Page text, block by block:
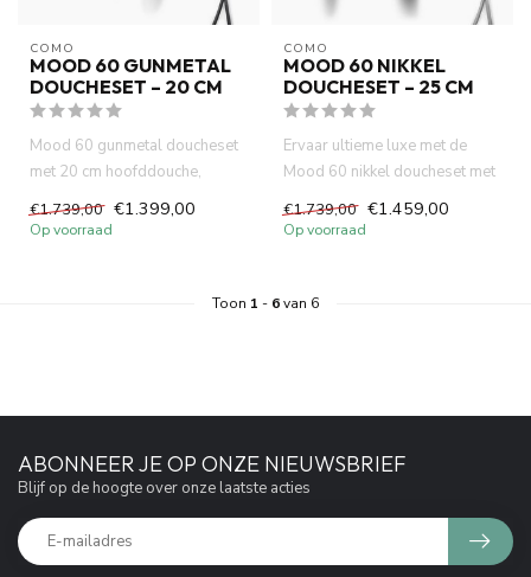
COMO
MOOD 60 GUNMETAL
DOUCHESET – 20 CM
Mood 60 gunmetal doucheset
met 20 cm hoofddouche,
slimme thermostaatkraan en
muu...
€1.739,00 €1.399,00
Op voorraad
COMO
MOOD 60 NIKKEL
DOUCHESET – 25 CM
Ervaar ultieme luxe met de
Mood 60 nikkel doucheset met
25 cm hoofddouche, slimm...
€1.739,00 €1.459,00
Op voorraad
Toon 1 - 6van 6
ABONNEER JE OP ONZE NIEUWSBRIEF
Blijf op de hoogte over onze laatste acties